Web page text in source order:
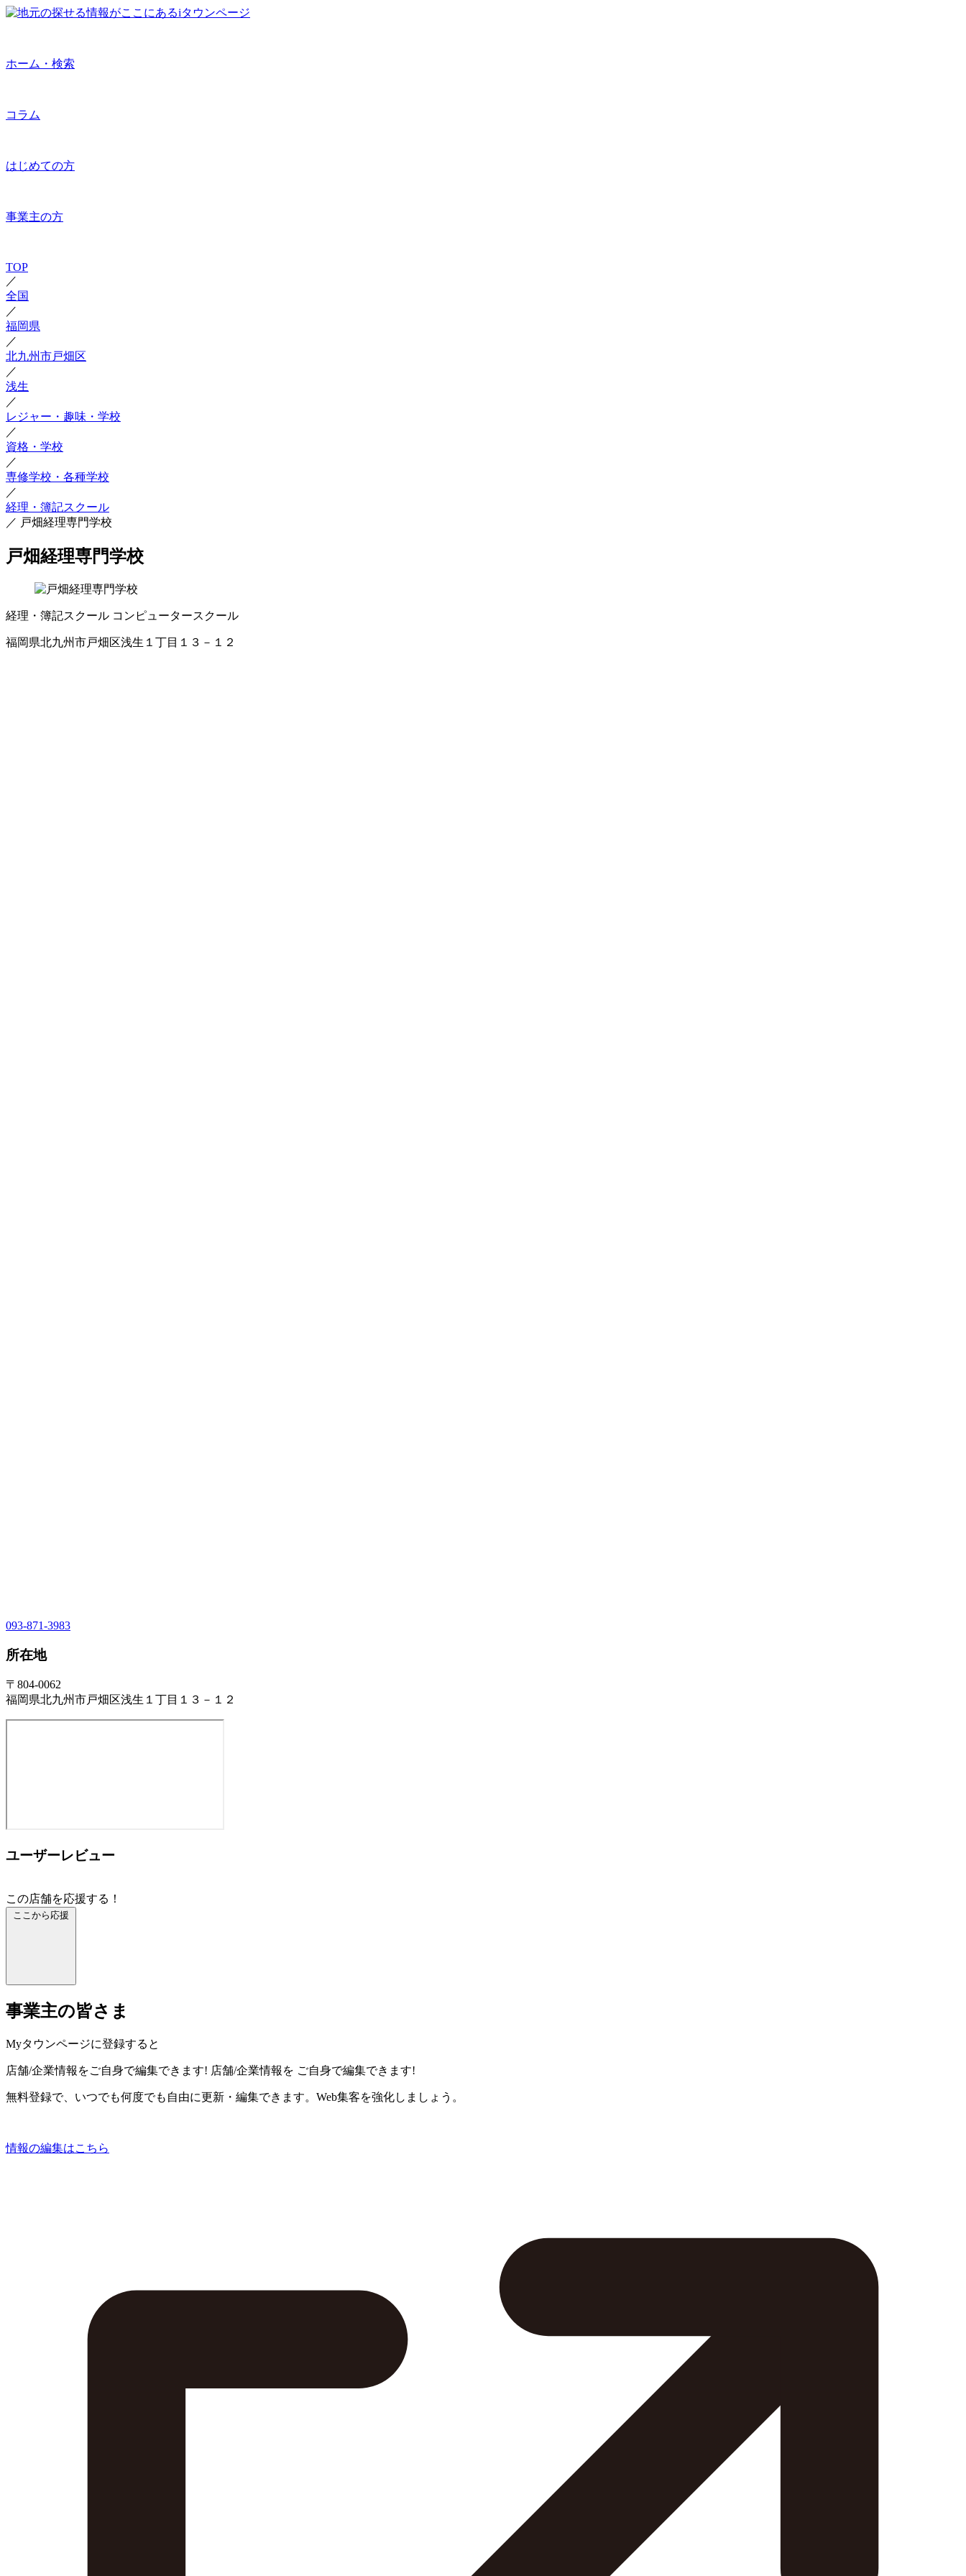
ホーム・検索
コラム
はじめての方
事業主の方
TOP
／
全国
／
福岡県
／
北九州市戸畑区
／
浅生
／
レジャー・趣味・学校
／
資格・学校
／
専修学校・各種学校
／
経理・簿記スクール
／ 戸畑経理専門学校
戸畑経理専門学校
経理・簿記スクール コンピュータースクール
福岡県北九州市戸畑区浅生１丁目１３－１２
093-871-3983
所在地
〒804-0062
福岡県北九州市戸畑区浅生１丁目１３－１２
ユーザーレビュー
この店舗を応援する！
ここから応援
事業主の皆さま
Myタウンページに登録すると
店舗/企業情報をご自身で編集できます! 店舗/企業情報を ご自身で編集できます!
無料登録で、いつでも何度でも自由に更新・編集できます。Web集客を強化しましょう。
情報の編集はこちら